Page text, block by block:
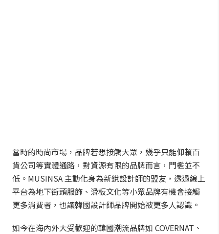
當時的時尚市場，品牌若想接觸大眾，幾乎只能仰賴百
貨公司等實體通路，對資源有限的品牌而言，門檻並不
低。MUSINSA 主動化身為新銳設計師的盟友，透過線上
平台為地下街頭服飾、滑板文化等小眾品牌有機會接觸
更多消費者，也讓韓國設計師品牌開始被更多人認識。
如今在海內外大受歡迎的韓國潮流品牌如 COVERNAT、